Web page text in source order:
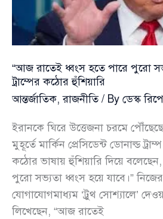
“আজ রাতেই ধ্বংস হতে পারে পুরো
ট্রাম্পের কঠোর হুঁশিয়ারি
আন্তর্জাতিক,রাজনীতি/ By ডেস্ক
ইরানকে ঘিরে উত্তেজনা চরমে
মুহূর্তে মার্কিন প্রেসিডেন্ট ডোনাল্ড
কঠোর ভাষায় হুঁশিয়ারি দিয়ে
পুরো সভ্যতা ধ্বংস হয়ে যাবে।”
যোগাযোগমাধ্যম ‘ট্রুথ সোশ্যালে’
লিখেছেন, “আজ রাতেই